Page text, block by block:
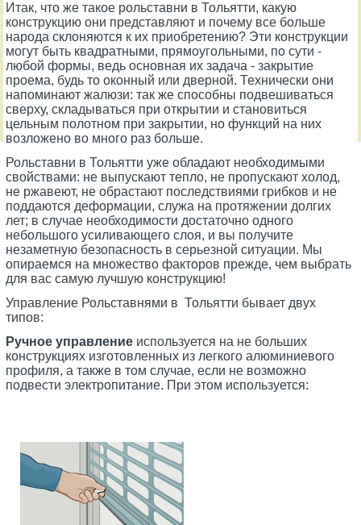
Итак, что же такое рольставни в Тольятти, какую
конструкцию они представляют и почему все больше
народа склоняются к их приобретению? Эти конструкции
могут быть квадратными, прямоугольными, по сути -
любой формы, ведь основная их задача - закрытие
проема, будь то оконный или дверной. Технически они
напоминают жалюзи: так же способны подвешиваться
сверху, складываться при открытии и становиться
цельным полотном при закрытии, но функций на них
возложено во много раз больше.
Рольставни в Тольятти уже обладают необходимыми
свойствами: не выпускают тепло, не пропускают холод,
не ржавеют, не обрастают последствиями грибков и не
поддаются деформации, служа на протяжении долгих
лет; в случае необходимости достаточно одного
небольшого усиливающего слоя, и вы получите
незаметную безопасность в серьезной ситуации. Мы
опираемся на множество факторов прежде, чем выбрать
для вас самую лучшую конструкцию!
Управление Рольставнями в Тольятти бывает двух
типов:
Ручное управление используется на не больших
конструкциях изготовленных из легкого алюминиевого
профиля, а также в том случае, если не возможно
подвести электропитание. При этом используется: